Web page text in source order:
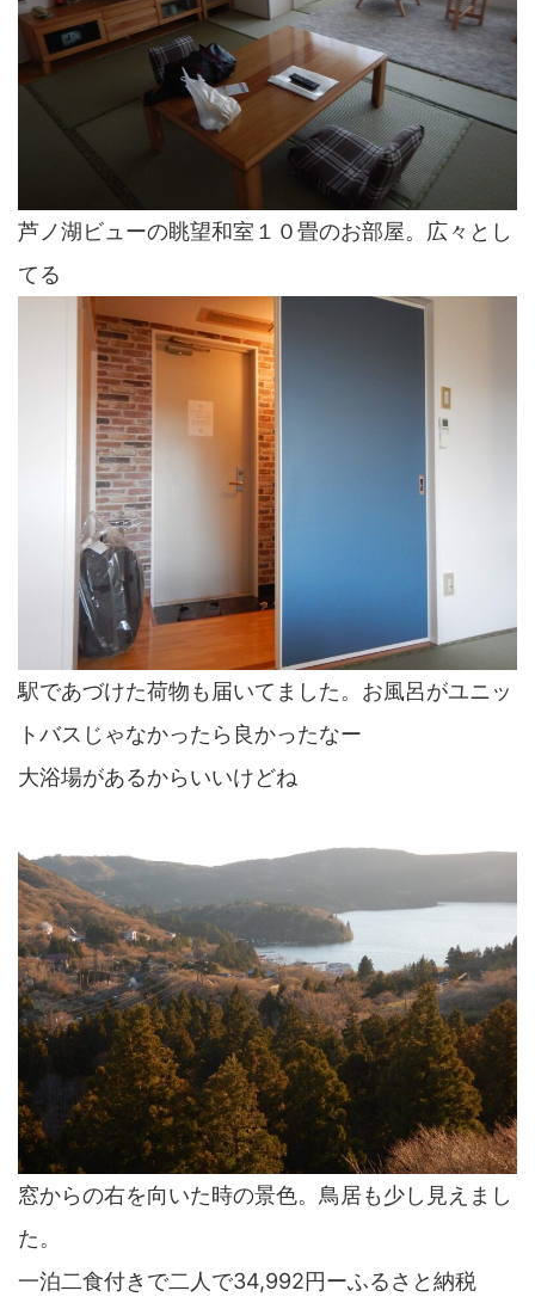
芦ノ湖ビューの眺望和室１０畳のお部屋。広々とし
てる
駅であづけた荷物も届いてました。お風呂がユニッ
トバスじゃなかったら良かったなー
大浴場があるからいいけどね
窓からの右を向いた時の景色。鳥居も少し見えまし
た。
一泊二食付きで二人で34,992円ーふるさと納税